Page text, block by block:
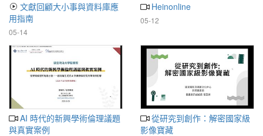
文獻回顧大小事與資料庫應
用指南
05-14
Heinonline
05-12
AI 時代的新興學術倫理議題
與真實案例
從研究到創作：解密國家級
影像寶藏